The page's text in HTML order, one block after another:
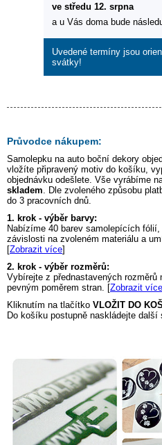
ve středu 12. srpna
a u Vás doma bude
Uvedené termíny jsou
svátky!
Průvodce nákupem:
Samolepku na auto boční dekory
vložíte připravený motiv do košíku,
objednávku odešlete. Vše vyrábíme
skladem. Dle zvoleného způsobu
do 3 pracovních dnů.
1. krok - výběr barvy:
Nabízíme 40 barev samolepících
závislosti na zvoleném materiálu a
[Zobrazit více]
2. krok - výběr rozměrů:
Vybírejte z přednastavených
pevným poměrem stran. [Zobrazit více
Kliknutím na tlačítko VLOŽIT DO
Do košíku postupně naskládejte další